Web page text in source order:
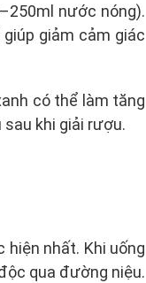
nước nóng).
giảm cảm giác
có thể làm tăng
khi giải rượu.
nhất. Khi uống
qua đường niệu.